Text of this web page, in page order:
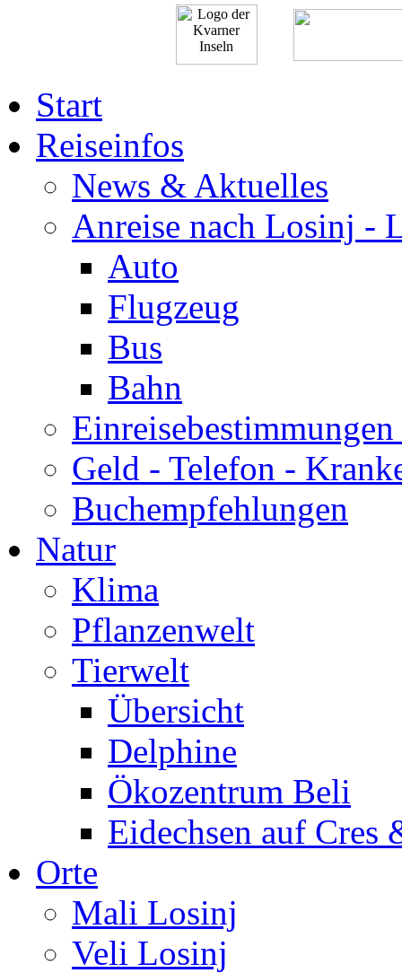
Start
Reiseinfos
News & Aktuelles
Anreise nach Losinj -
Auto
Flugzeug
Bus
Bahn
Geld - Telefon -
Buchempfehlungen
Natur
Klima
Pflanzenwelt
Tierwelt
Übersicht
Delphine
Ökozentrum Beli
Eidechsen auf Cres
Orte
Mali Losinj
Veli Losinj